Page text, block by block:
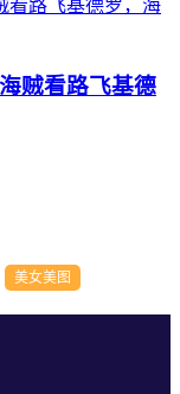
贼看路飞基德
美女美图